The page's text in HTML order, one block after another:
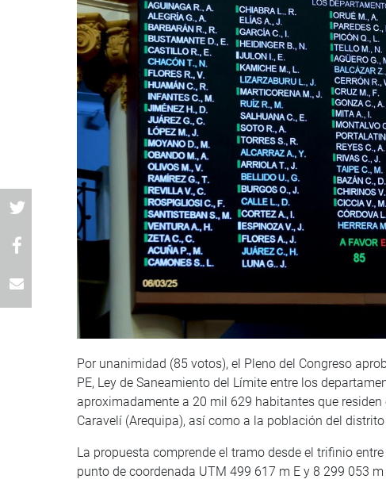
Por unanimidad (85 votos), el Pleno del Congreso
PE, Ley de Saneamiento del Límite entre los
aproximadamente a 20 mil 629 habitantes que
Caravelí (Arequipa), así como a la población del
La propuesta comprende el tramo desde el trifinio
punto de coordenada UTM 499 617 m E y 8 299 053 m